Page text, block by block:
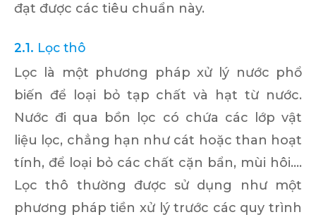
đạt được các tiêu chuẩn này.
2.1. Lọc thô
Lọc là một phương pháp xử lý nước phổ
biến để loại bỏ tạp chất và hạt từ nước.
Nước đi qua bồn lọc có chứa các lớp vật
liệu lọc, chẳng hạn như cát hoặc than hoạt
tính, để loại bỏ các chất cặn bẩn, mùi hôi….
Lọc thô thường được sử dụng như một
phương pháp tiền xử lý trước các quy trình